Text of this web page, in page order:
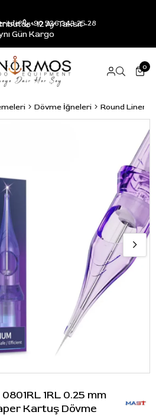
- 12 Ay Taksit -
Gün Kargo
+90 536 343 25 28
0
Dövme İğneleri Round Liner
1RL 0.25 mm
Kartuş Dövme